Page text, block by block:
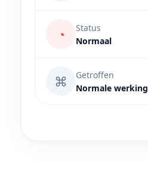
◔
Status
Normaal
⌘
Getroffen
Normale werking